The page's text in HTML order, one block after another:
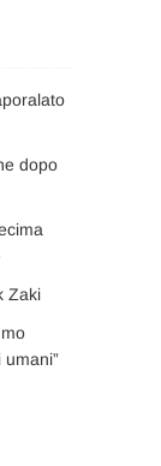
dopo
Zaki